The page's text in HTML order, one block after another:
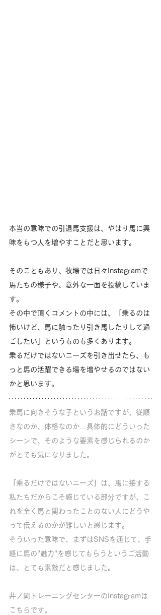
本当の意味での引退馬支援は、やはり馬に興
味をもつ人を増やすことだと思います。
そのこともあり、牧場では日々Instagramで
馬たちの様子や、意外な一面を投稿していま
す。
その中で頂くコメントの中には、「乗るのは
怖いけど、馬に触ったり引き馬したりして過
ごしたい」というものも多くあります。
乗るだけではないニーズを引き出せたら、も
っと馬の活躍できる場を増やせるのではない
かと思います。
乗馬に向きそうな子というお話ですが、従順
さなのか、体格なのか…具体的にどういった
シーンで、そのような要素を感じられるのか
がとても気になりました。
「乗るだけではないニーズ」は、馬に接する
私たちだからこそ感じている部分ですが、こ
れを全く馬と関わったことのない人にどうや
って伝えるのかが難しいと感じます。
そういった意味で、まずはSNSを通じて、手
軽に馬の"魅力"を感じてもらうというご活動
は、とても素敵だと感じました。
井ノ岡トレーニングセンターのInstagramは
こちらです。